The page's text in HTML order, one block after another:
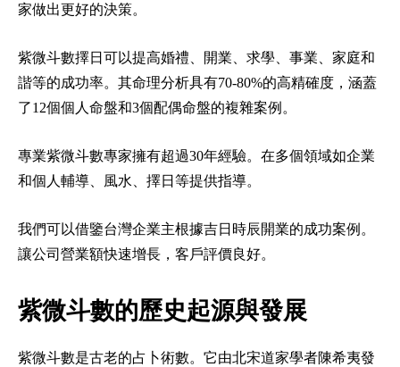
家做出更好的決策。
紫微斗數擇日可以提高婚禮、開業、求學、事業、家庭和
諧等的成功率。其命理分析具有70-80%的高精確度，涵蓋
了12個個人命盤和3個配偶命盤的複雜案例。
專業紫微斗數專家擁有超過30年經驗。在多個領域如企業
和個人輔導、風水、擇日等提供指導。
我們可以借鑒台灣企業主根據吉日時辰開業的成功案例。
讓公司營業額快速增長，客戶評價良好。
紫微斗數的歷史起源與發展
紫微斗數是古老的占卜術數。它由北宋道家學者陳希夷發